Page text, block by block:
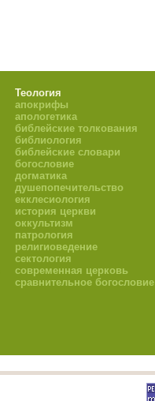
Теология
апокрифы
апологетика
библейские толкования
библиология
библейские словари
богословие
догматика
душепопечительство
екклесиология
история церкви
оккультизм
патрология
религиоведение
сектология
современная церковь
сравнительное богословие